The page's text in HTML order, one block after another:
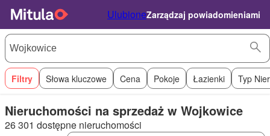
UlubioneZarządzaj powiadomieniami
Filtry Słowa kluczowe Cena Pokoje Łazienki Typ
Nieruchomości na sprzedaż w Wojkowice
26 301 dostępne nieruchomości